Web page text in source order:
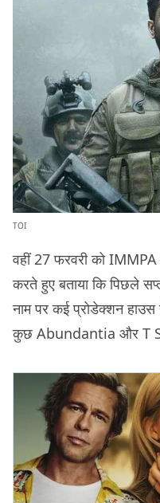
TOI
वहीं 27 फरवरी को
करते हुए बताया कि पिछले
नाम पर कई प्रोडेक्शन
कुछ Abundantia और T